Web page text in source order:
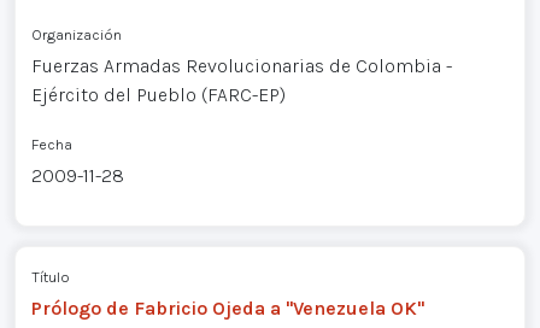
Organización
Fuerzas Armadas Revolucionarias de Colombia -
Ejército del Pueblo (FARC-EP)
Fecha
2009-11-28
Título
Prólogo de Fabricio Ojeda a "Venezuela OK"